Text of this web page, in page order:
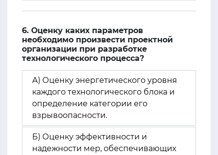
6. Оценку каких параметров
необходимо произвести проектной
организации при разработке
технологического процесса?
А) Оценку энергетического уровня
каждого технологического блока и
определение категории его
взрывоопасности.
Б) Оценку эффективности и
надежности мер, обеспечивающих